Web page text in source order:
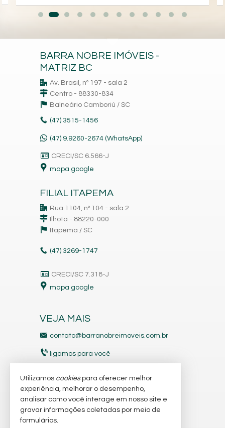
BARRA NOBRE IMÓVEIS -
MATRIZ BC
Av. Brasil, nº 197 - sala 2
Centro - 88330-834
Balneário Camboriú / SC
(47) 3515-1456
(47) 9.9260-2674 (WhatsApp)
CRECI/SC 6.566-J
mapa google
FILIAL ITAPEMA
Rua 1104, nº 104 - sala 2
Ilhota - 88220-000
Itapema / SC
(47) 3269-1747
CRECI/SC 7.318-J
mapa google
VEJA MAIS
contato@barranobreimoveis.com.br
ligamos para você
indicadores financeiros
imóveis favoritos
Utilizamos cookiespara oferecer melhor
experiência, melhorar o desempenho,
analisar como você interage em nosso site e
gravar informações coletadas por meio de
formulários.